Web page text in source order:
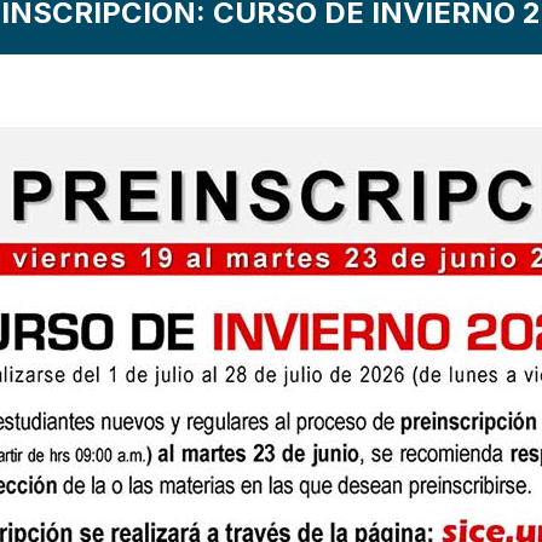
CURSO DE INVIERNO